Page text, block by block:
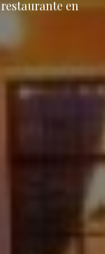
en